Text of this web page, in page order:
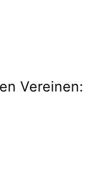
Vereinen: